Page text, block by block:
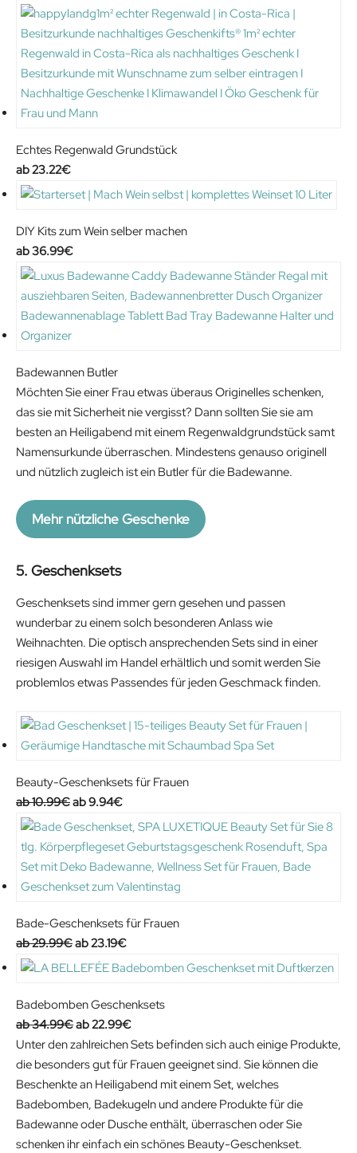
Echtes Regenwald Grundstück
23.22€
DIY Kits zum Wein selber machen
36.99€
Badewannen Butler
Möchten Sie einer Frau etwas überaus Originelles schenken,
das sie mit Sicherheit nie vergisst? Dann sollten Sie sie am
besten an Heiligabend mit einem Regenwaldgrundstück samt
Namensurkunde überraschen. Mindestens genauso originell
und nützlich zugleich ist ein Butler für die Badewanne.
Mehr nützliche Geschenke
5. Geschenksets
Geschenksets sind immer gern gesehen und passen
wunderbar zu einem solch besonderen Anlass wie
Weihnachten. Die optisch ansprechenden Sets sind in einer
riesigen Auswahl im Handel erhältlich und somit werden Sie
problemlos etwas Passendes für jeden Geschmack finden.
Beauty-Geschenksets für Frauen
10.99€O
r
i
g
i
a
l
p
i
c
e
w
a
s
:
1
9.94€C
u
r
r
e
t
p
c
e
i
s
:
9
.
9
Bade-Geschenksets für Frauen
29.99€O
r
g
i
n
a
l
p
r
i
23.19€C
u
r
e
n
t
p
r
i
c
Badebomben Geschenksets
34.99€O
r
i
g
i
n
a
22.99€C
u
r
r
e
n
t
Unter den zahlreichen Sets befinden sich auch einige Produkte,
die besonders gut für Frauen geeignet sind. Sie können die
Beschenkte an Heiligabend mit einem Set, welches
Badebomben, Badekugeln und andere Produkte für die
Badewanne oder Dusche enthält, überraschen oder Sie
schenken ihr einfach ein schönes Beauty-Geschenkset.